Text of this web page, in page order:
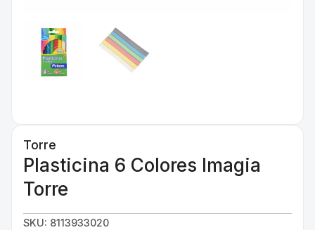
Torre
Plasticina 6 Colores Imagia
Torre
SKU: 8113933020